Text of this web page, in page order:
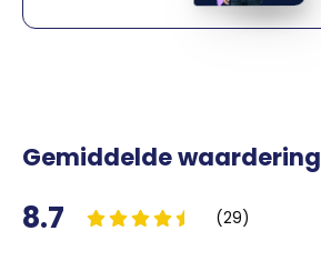
Gemiddelde waardering
8.7 (29)